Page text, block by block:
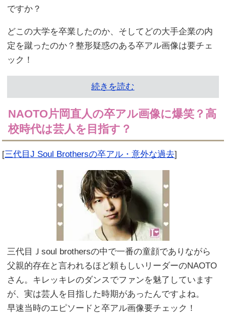
ですか？
どこの大学を卒業したのか、そしてどの大手企業の内
定を蹴ったのか？整形疑惑のある卒アル画像は要チェ
ック！
続きを読む
NAOTO片岡直人の卒アル画像に爆笑？高
校時代は芸人を目指す？
[三代目J Soul Brothersの卒アル・意外な過去]
三代目Ｊsoul brothersの中で一番の童顔でありながら
父親的存在と言われるほど頼もしいリーダーのNAOTO
さん。キレッキレのダンスでファンを魅了しています
が、実は芸人を目指した時期があったんですよね。
早速当時のエピソードと卒アル画像要チェック！